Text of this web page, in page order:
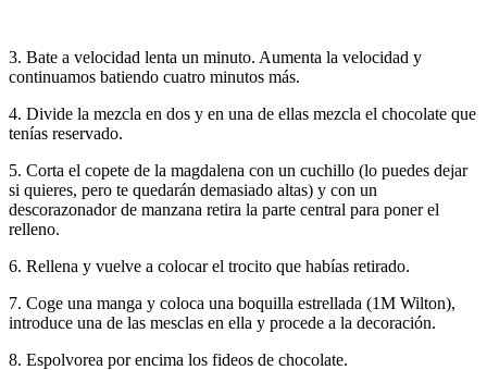
3. Bate a velocidad lenta un minuto. Aumenta la velocidad y
continuamos batiendo cuatro minutos más.
4. Divide la mezcla en dos y en una de ellas mezcla el chocolate que
tenías reservado.
5. Corta el copete de la magdalena con un cuchillo (lo puedes dejar
si quieres, pero te quedarán demasiado altas) y con un
descorazonador de manzana retira la parte central para poner el
relleno.
6. Rellena y vuelve a colocar el trocito que habías retirado.
7. Coge una manga y coloca una boquilla estrellada (1M Wilton),
introduce una de las mesclas en ella y procede a la decoración.
8. Espolvorea por encima los fideos de chocolate.